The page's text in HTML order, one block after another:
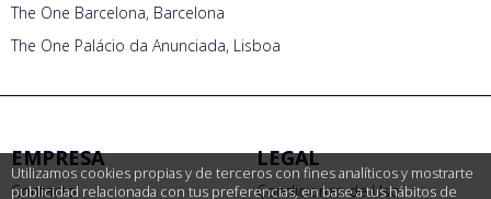
Utilizamos cookies propias y de terceros con fines analíticos y mostrarte
publicidad relacionada con tus preferencias, en base a tus hábitos de
The One Barcelona, Barcelona
The One Palácio da Anunciada, Lisboa
EMPRESA
Contacto
LEGAL
Condiciones de Uso